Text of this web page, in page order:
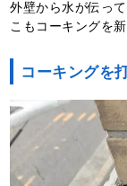
外壁から水が伝っ
こもコーキングを
コーキングを